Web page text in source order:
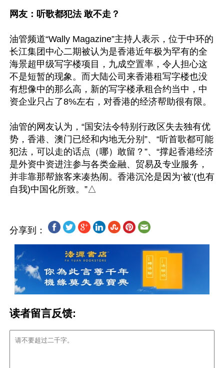
网友：听歌都犯法 敢不走？
油管频道“Wally Magazine”主持人表示，位于中环的
长江集团中心二期被认为是香港近年极为罕有的全
海景超甲级写字楼项目，九成空置率，令人担心这
不是短暂的现象。而大陆公司来香港租写字楼也没
有想像中的那么高，新的写字楼承租合约当中，中
资企业只占了8%左右，对香港的经济帮助很有限。
油管的网友认为，“国安法令特别行政区失去独有优
势，香港、澳门已经和内地无分别”、“听首歌都可能
犯法，可以走的话点（哪）敢留？”、“撑起香港经济
是外资中资进注参与各类金融、贸易及专业服务，
并非靠那帮旅客来凑热闹。香港沉沦是因为‘被’(也有
分享到：
读者留言反馈: